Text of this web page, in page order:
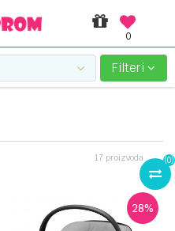
0
KARTICAMA!
(0)
Filteri
17 proizvoda
28%